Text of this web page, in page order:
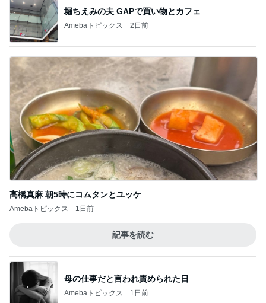
堀ちえみの夫 GAPで買い物とカフェ
Amebaトピックス 2日前
高橋真麻 朝5時にコムタンとユッケ
Amebaトピックス 1日前
記事を読む
母の仕事だと言われ責められた日
Amebaトピックス 1日前